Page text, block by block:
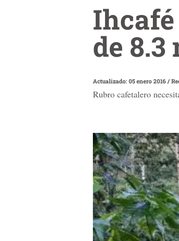
de
Actualizado: 05 enero 2016/
Rubro cafetalero